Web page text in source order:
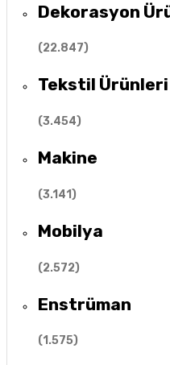
Dekorasyon
(22.847)
Tekstil Ürünleri
(3.454)
Makine
(3.141)
Mobilya
(2.572)
Enstrüman
(1.575)